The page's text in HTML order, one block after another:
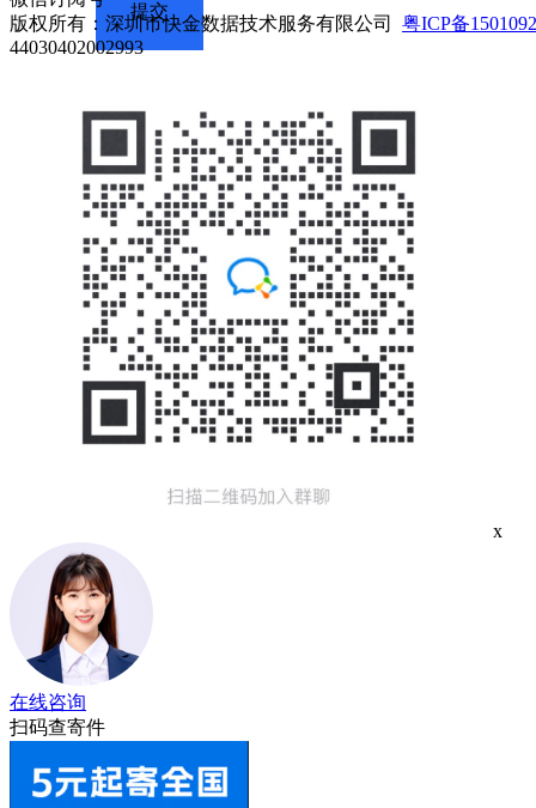
版权所有：深圳市快金数据技术服务有限公司 粤ICP备
44030402002993
x
在线咨询
扫码查寄件